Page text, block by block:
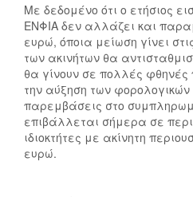
Με δεδομένο ότι ο ετήσιος
ΕΝΦΙΑ δεν αλλάζει και
ευρώ, όποια μείωση γίνει
των ακινήτων θα
θα γίνουν σε πολλές
την αύξηση των φορολογικών
παρεμβάσεις στο
επιβάλλεται σήμερα σε
ιδιοκτήτες με ακίνητη
ευρώ.